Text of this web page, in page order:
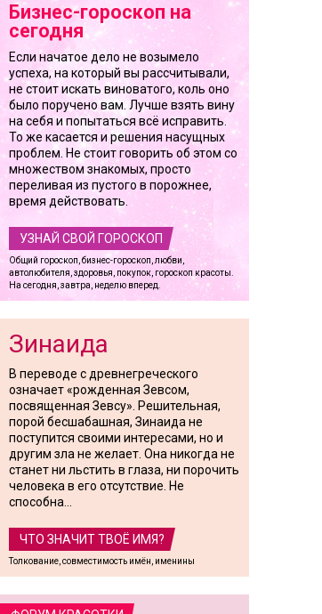
Бизнес-гороскоп на
сегодня
Если начатое дело не возымело
успеха, на который вы рассчитывали,
не стоит искать виноватого, коль оно
было поручено вам. Лучше взять вину
на себя и попытаться всё исправить.
То же касается и решения насущных
проблем. Не стоит говорить об этом со
множеством знакомых, просто
переливая из пустого в порожнее,
время действовать.
УЗНАЙ СВОЙ ГОРОСКОП
Общий гороскоп, бизнес-гороскоп, любви,
автолюбителя, здоровья, покупок, гороскоп красоты.
На сегодня, завтра, неделю вперед.
Зинаида
В переводе с древнегреческого
означает «рожденная Зевсом,
посвященная Зевсу». Решительная,
порой бесшабашная, Зинаида не
поступится своими интересами, но и
другим зла не желает. Она никогда не
станет ни льстить в глаза, ни порочить
человека в его отсутствие. Не
способна...
ЧТО ЗНАЧИТ ТВОЁ ИМЯ?
Толкование, совместимость имён, именины